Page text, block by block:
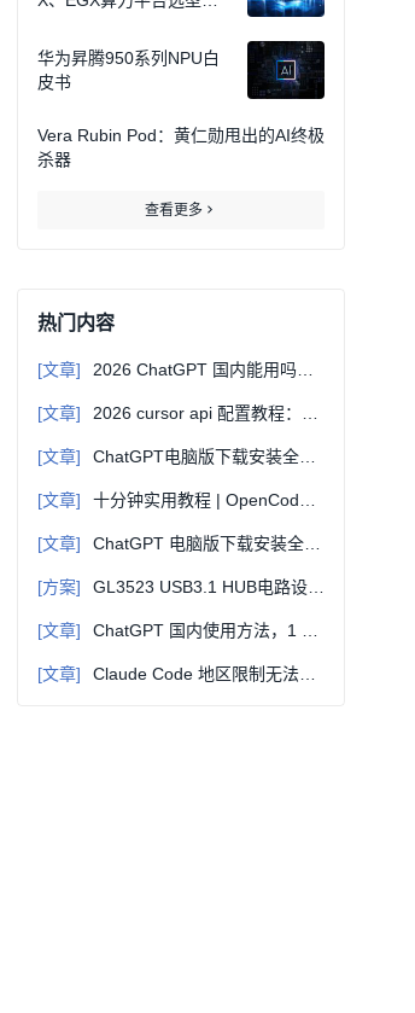
华为昇腾950系列NPU白
皮书
Vera Rubin Pod：黄仁勋甩出的AI终极
杀器
查看更多
热门内容
[文章] 2026 ChatGPT 国内能用吗？无需翻墙直连教程
[文章] 2026 cursor api 配置教程：自定义 Base URL 接入第三方大模型
[文章] ChatGPT电脑版下载安装全指南：Windows/Mac通用教程
[文章] 十分钟实用教程 | OpenCode + oh-my-opencode：开源AI编程的终极组合
[文章] ChatGPT 电脑版下载安装全攻略（Windows/Mac 通用）：避坑 + 高效替代方案
[方案] GL3523 USB3.1 HUB电路设计方案(PCB+原理图)
[文章] ChatGPT 国内使用方法，1 分钟上手零门槛
[文章] Claude Code 地区限制无法使用？合规解除 + 完美替代全教程，国内直连即用